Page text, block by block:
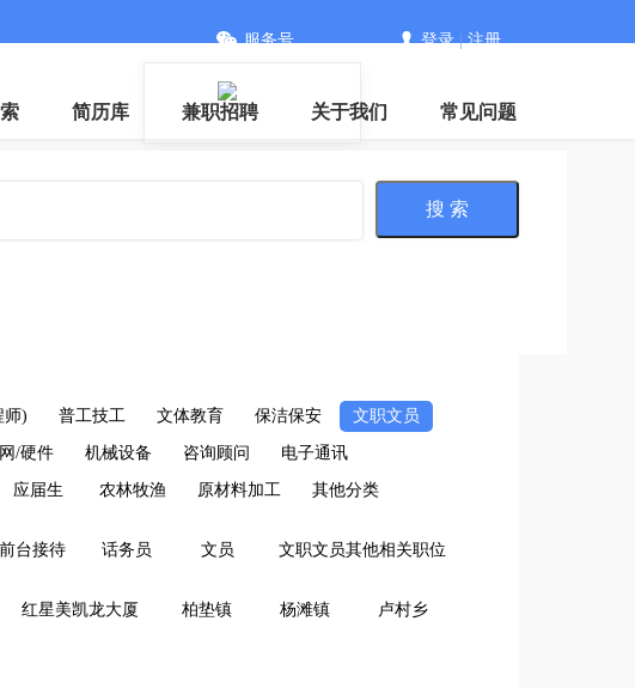
服务号 登录|注册
简历库 兼职招聘 关于我们 常见问题
搜 索
师) 普工技工 文体教育 保洁保安 文职文员
/硬件 机械设备 咨询顾问 电子通讯
应届生 农林牧渔 原材料加工 其他分类
前台接待 话务员 文员 文职文员其他相关职位
红星美凯龙大厦 柏垫镇 杨滩镇
卢村乡